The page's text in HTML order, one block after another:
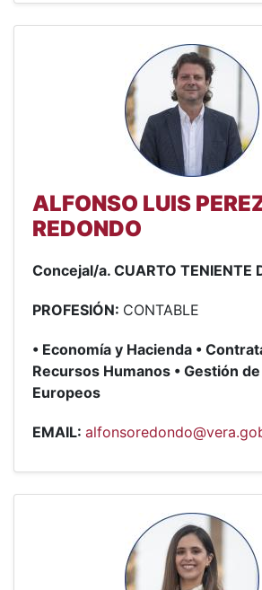
ALFONSO LUIS
REDONDO
Concejal/a. CUARTO TENIENTE
PROFESIÓN: CONTABLE
• Economía y Hacienda •
Recursos Humanos • Gestión
Europeos
EMAIL: